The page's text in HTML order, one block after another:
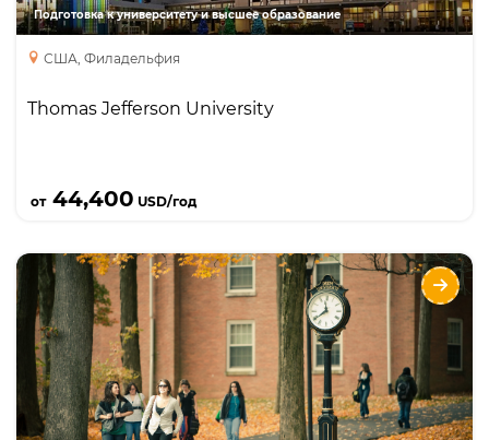
Подготовка к университету и высшее образование
США, Филадельфия
Thomas Jefferson University
от44,400 USD/год
DREW University
Курсы
Языки
Направления
Элитный ведущий университет гуманитарных,
естественных наук и искусств (Liberal Arts
College) в Нью-Джерси в 45 минутах от Нью-